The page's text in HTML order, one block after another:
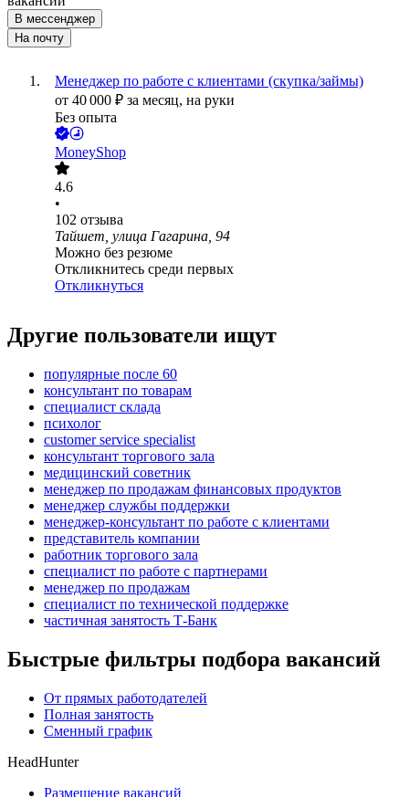
В мессенджер
На почту
Менеджер по работе с клиентами (скупка/займы)
от 40 000 ₽ за месяц, на руки
Без опыта
MoneyShop
4.6
•
102 отзыва
Тайшет, улица Гагарина, 94
Можно без резюме
Откликнитесь среди первых
Откликнуться
Другие пользователи ищут
популярные после 60
консультант по товарам
специалист склада
психолог
customer service specialist
консультант торгового зала
медицинский советник
менеджер по продажам финансовых продуктов
менеджер службы поддержки
менеджер-консультант по работе с клиентами
представитель компании
работник торгового зала
специалист по работе с партнерами
менеджер по продажам
специалист по технической поддержке
частичная занятость Т-Банк
Быстрые фильтры подбора вакансий
От прямых работодателей
Полная занятость
Сменный график
HeadHunter
Размещение вакансий